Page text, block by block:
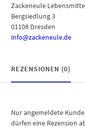
Zackeneule
Bergsiedlung 3
01108 Dresden
info@zackeneule.de
REZENSIONEN (0)
Nur angemeldete
dürfen eine Rezension